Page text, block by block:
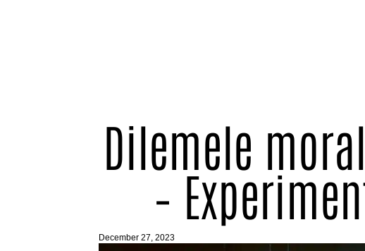
Dilemele
–
December 27, 2023